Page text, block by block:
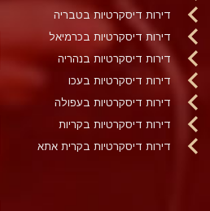
דירות דיסקרטיות בטבריה
דירות דיסקרטיות בכרמיאל
דירות דיסקרטיות בנהריה
דירות דיסקרטיות בעכו
דירות דיסקרטיות בעפולה
דירות דיסקרטיות בקריות
דירות דיסקרטיות בקרית אתא